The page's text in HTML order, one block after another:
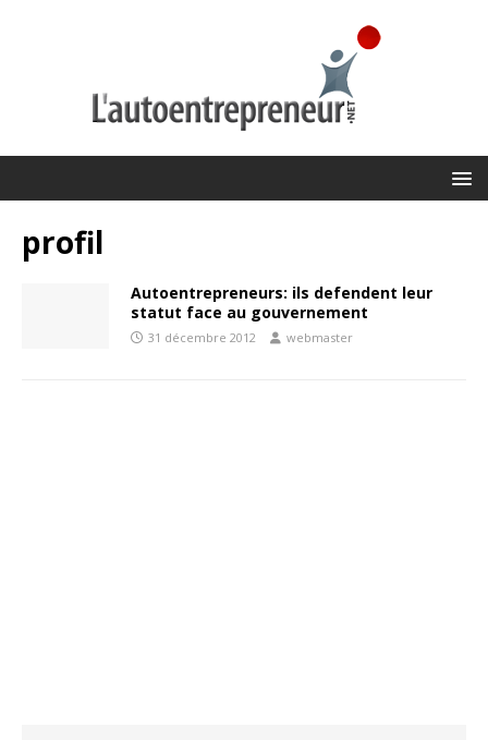
profil
Autoentrepreneurs: ils defendent leur
statut face au gouvernement
31 décembre 2012 webmaster